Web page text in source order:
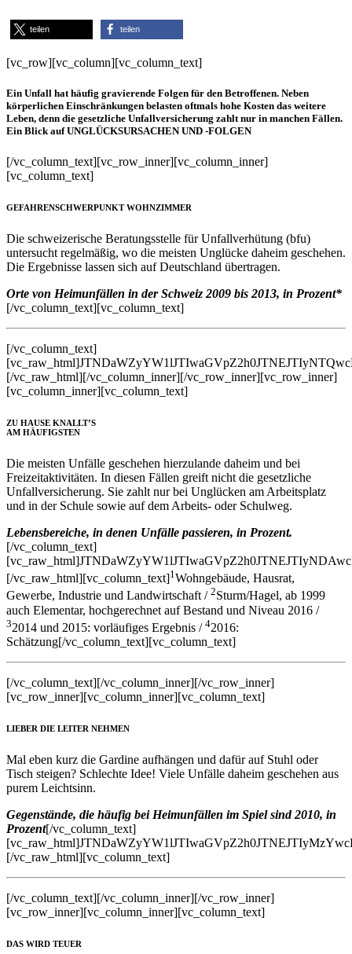
teilen teilen
[vc_row][vc_column][vc_column_text]
Ein Unfall hat häufig gravierende Folgen für den Betroffenen. Neben
körperlichen Einschränkungen belasten oftmals hohe Kosten das weitere
Leben, denn die gesetzliche Unfallversicherung zahlt nur in manchen Fällen.
Ein Blick auf UNGLÜCKSURSACHEN UND -FOLGEN
[/vc_column_text][vc_row_inner][vc_column_inner]
[vc_column_text]
GEFAHRENSCHWERPUNKT WOHNZIMMER
Die schweizerische Beratungsstelle für Unfallverhütung (bfu)
untersucht regelmäßig, wo die meisten Unglücke daheim geschehen.
Die Ergebnisse lassen sich auf Deutschland übertragen.
Orte von Heimunfällen in der Schweiz 2009 bis 2013, in Prozent*
[/vc_column_text][vc_column_text]
[/vc_column_text]
[/vc_raw_html][/vc_column_inner][/vc_row_inner][vc_row_inner]
[vc_column_inner][vc_column_text]
ZU HAUSE KNALLT’S
AM HÄUFIGSTEN
Die meisten Unfälle geschehen hierzulande daheim und bei
Freizeitaktivitäten. In diesen Fällen greift nicht die gesetzliche
Unfallversicherung. Sie zahlt nur bei Unglücken am Arbeitsplatz
und in der Schule sowie auf dem Arbeits- oder Schulweg.
Lebensbereiche, in denen Unfälle passieren, in Prozent.
[/vc_column_text]
[/vc_raw_html][vc_column_text]1 Wohngebäude, Hausrat,
Gewerbe, Industrie und Landwirtschaft / 2Sturm/Hagel, ab 1999
auch Elementar, hochgerechnet auf Bestand und Niveau 2016 /
32014 und 2015: vorläufiges Ergebnis / 42016:
Schätzung[/vc_column_text][vc_column_text]
[/vc_column_text][/vc_column_inner][/vc_row_inner]
[vc_row_inner][vc_column_inner][vc_column_text]
LIEBER DIE LEITER NEHMEN
Mal eben kurz die Gardine aufhängen und dafür auf Stuhl oder
Tisch steigen? Schlechte Idee! Viele Unfälle daheim geschehen aus
purem Leichtsinn.
Gegenstände, die häufig bei Heimunfällen im Spiel sind 2010, in
Prozent[/vc_column_text]
[/vc_raw_html][vc_column_text]
[/vc_column_text][/vc_column_inner][/vc_row_inner]
[vc_row_inner][vc_column_inner][vc_column_text]
DAS WIRD TEUER